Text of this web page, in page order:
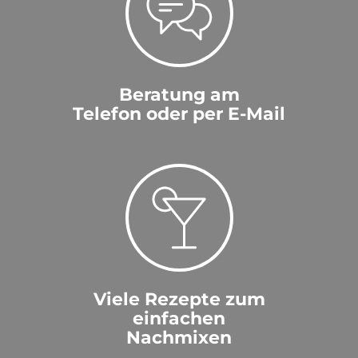
Beratung am
Telefon oder per E-Mail
Viele Rezepte zum
einfachen
Nachmixen